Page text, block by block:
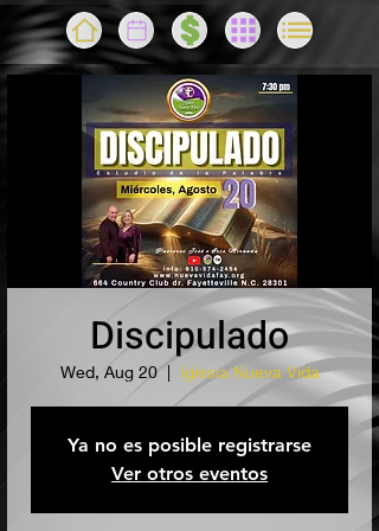
Discipulado
Wed, Aug 20
  |
Iglesia Nueva Vida
Ya no es posible registrarse
Ver otros eventos